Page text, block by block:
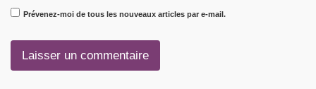
Prévenez-moi de tous les nouveaux articles par e-mail.